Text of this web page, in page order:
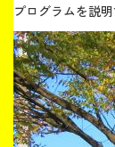
プログラムを説